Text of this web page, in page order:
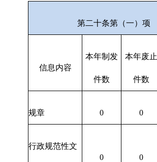
第二十条第（一）项
信息内容
本年制发
件数
本年废止
件数
规章 0 0
行政规范性文
0 0